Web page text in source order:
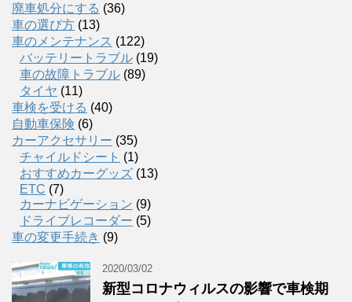
廃車処分にする (36)
車の選び方 (13)
車のメンテナンス (122)
バッテリートラブル (19)
車の故障トラブル (89)
タイヤ (11)
車検を受ける (40)
自動車保険 (6)
カーアクセサリー (35)
チャイルドシート (1)
おすすめカーグッズ (13)
ETC (7)
カーナビゲーション (9)
ドライブレコーダー (5)
車の変更手続き (9)
2020/03/02
新型コロナウィルスの影響で車検期